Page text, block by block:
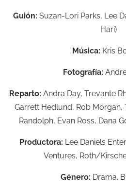
Guión: Suzan-Lori Parks, Lee
Hari)
Música: Kris
Fotografía:
Reparto: Andra Day, Trevante
Garrett Hedlund, Rob Morgan,
Randolph, Evan Ross, Dana
Productora: Lee Daniels
Ventures, Roth/
Género: Drama.